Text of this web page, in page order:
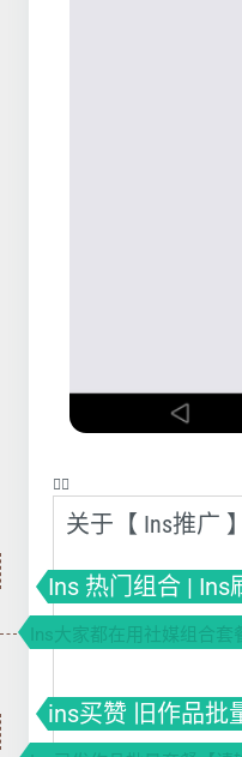
❤️‍🔥
关于【 Ins推广
Ins 热门组合 | Ins
Ins大家都在用社媒组合
ins买赞 旧作品批